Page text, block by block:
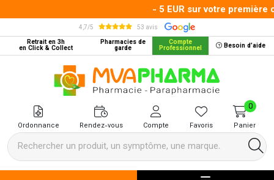
- 5 EUR sur votre première
4,7/5
53 avis
Retrait en 3h
en Click & Collect
Pharmacies de
garde
Compte
Professionnel Besoin d’aide
MVA Pharma Votre pharmacie
Ordonnance Rendez-vous Compte Favoris Panier
0